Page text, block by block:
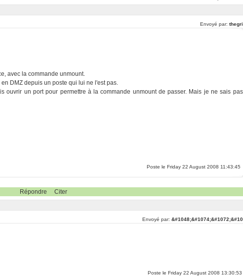
Envoyé par:
avec la commande unmount.
DMZ depuis un poste qui lui ne l'est pas.
ouvrir un port pour permettre à la commande unmount de passer. Mais je ne sais pas
Poste le Friday 22 August 2008 11:43:45
Répondre Citer
Envoyé par:
Poste le Friday 22 August 2008 13:30:53